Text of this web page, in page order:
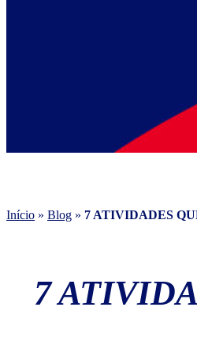
Início » Blog » 7 ATIVIDADES
7